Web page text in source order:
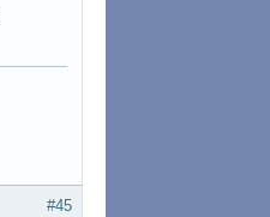
#45